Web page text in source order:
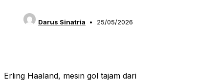
Darus Sinatria 25/05/2026
Erling Haaland, mesin gol tajam dari